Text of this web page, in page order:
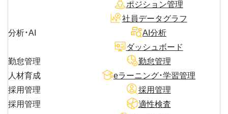
ポジション管理
分析・AI
社員データグラフ
AI分析
ダッシュボード
勤怠管理
勤怠管理
人材育成
eラーニング・学習管理
採用管理
採用管理
採用管理
適性検査